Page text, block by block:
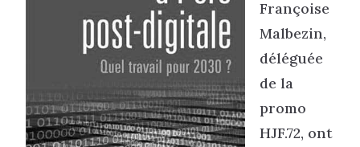
Françoise
Malbezin,
déléguée
de la
promo
HJF.72, ont